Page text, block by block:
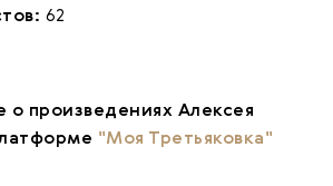
62
о произведениях Алексея
"Моя Третьяковка"